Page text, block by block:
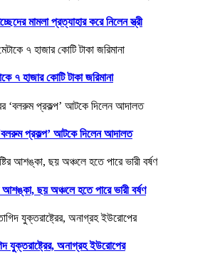
মামলা প্রত্যাহার করে নিলেন স্ত্রী
৭ হাজার কোটি টাকা জরিমানা
প্রকল্প’ আটকে দিলেন আদালত
ছয় অঞ্চলে হতে পারে ভারী বর্ষণ
যুক্তরাষ্ট্রের, অনাগ্রহ ইউরোপের